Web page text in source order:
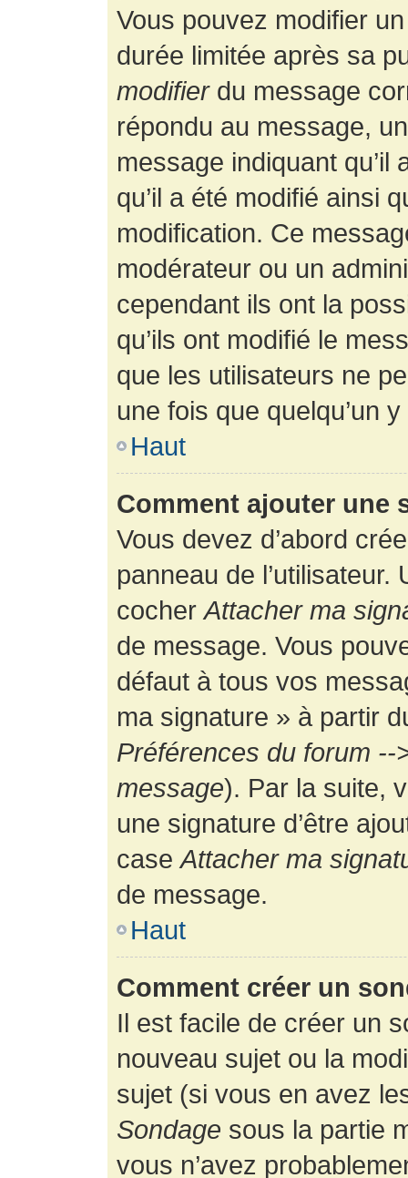
Vous pouvez modifier
durée limitée après sa
modifierdu message
répondu au message,
message indiquant
qu’il a été modifié ainsi
modification. Ce
modérateur ou un
cependant ils ont la
qu’ils ont modifié le
que les utilisateurs ne
une fois que quelqu’un
Haut
Comment ajouter une
Vous devez d’abord
panneau de
cocherAttacher ma
de message. Vous
défaut à tous vos
ma signature » à partir
Préférences du forum
message). Par la suite,
une signature d’être
caseAttacher ma
de message.
Haut
Comment créer un
Il est facile de créer un
nouveau sujet ou la
sujet (si vous en avez
Sondage sous la partie
vous n’avez